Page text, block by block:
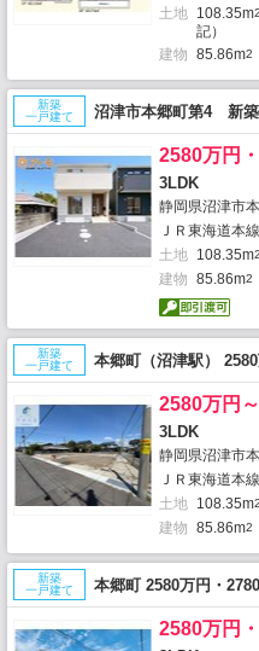
土地 108.35m2
記）
建物 85.86m2
新築
一戸建て
沼津市本郷町第4 新
2580万円
3LDK
静岡県沼津市
ＪＲ東海道本
土地 108.35m2
建物 85.86m2
新築
一戸建て
本郷町（沼津駅）
2580万円
3LDK
静岡県沼津市
ＪＲ東海道本
土地 108.35m2
建物 85.86m2
新築
一戸建て
本郷町 2580万円・
2580万円